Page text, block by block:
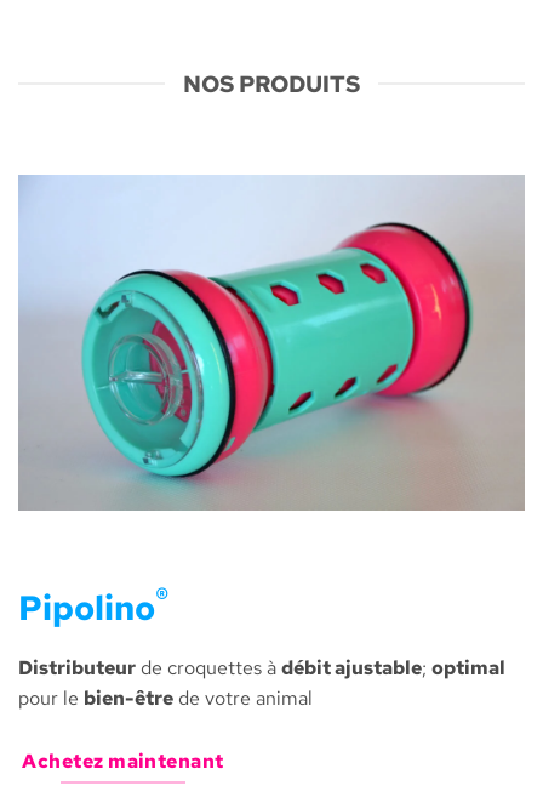
NOS PRODUITS
Pipolino®
Distributeur de croquettes àdébit ajustable; optimal
pour le bien-être de votre animal
Achetez maintenant